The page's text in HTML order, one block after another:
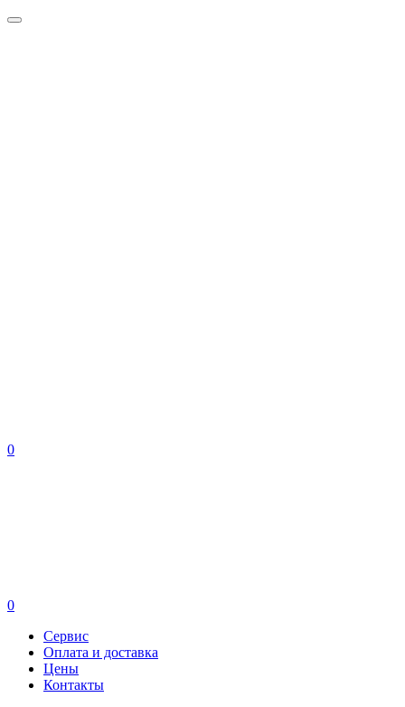
0
0
Сервис
Оплата и доставка
Цены
Контакты